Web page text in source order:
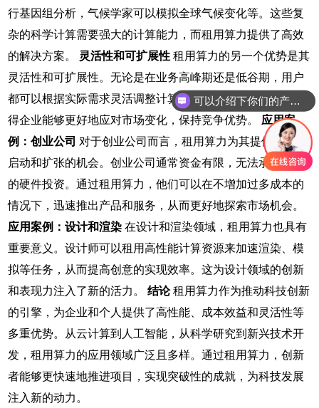
行基因组分析，气候学家可以模拟全球气候变化等。这些复
杂的科学计算需要强大的计算能力，而租用算力提供了高效
的解决方案。 灵活性和可扩展性租用算力的另一个优势是其
灵活性和可扩展性。无论是在业务高峰期还是低谷期，用户
都可以根据实际需求灵活调整计算资源规模。这种灵活性使
得企业能够更好地应对市场变化，保持竞争优势。 应用案
例：创业公司 对于创业公司而言，租用算力为其提供了快速
启动和扩张的机会。创业公司通常资金有限，无法承担昂贵
的硬件投资。通过租用算力，他们可以在不增加过多成本的
情况下，迅速推出产品和服务，从而更好地探索市场机会。
应用案例：设计和渲染在设计和渲染领域，租用算力也具有
重要意义。设计师可以租用高性能计算资源来加速渲染、模
拟等任务，从而提高创意的实现效率。这为设计领域的创新
和表现力注入了新的活力。 结论租用算力作为推动科技创新
的引擎，为企业和个人提供了高性能、成本效益和灵活性等
多重优势。从云计算到人工智能，从科学研究到新兴技术开
发，租用算力的应用领域广泛且多样。通过租用算力，创新
者能够更快速地推进项目，实现突破性的成就，为科技发展
注入新的动力。
可以介绍下你们的产品么